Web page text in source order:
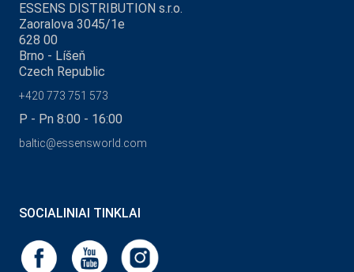
ESSENS DISTRIBUTION s.r.o.
Zaoralova 3045/1e
628 00
Brno - Líšeň
Czech Republic
+420 773 751 573
P - Pn 8:00 - 16:00
baltic@essensworld.com
SOCIALINIAI TINKLAI